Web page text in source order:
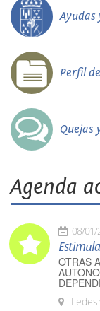
Ayudas
Perfil
Quejas
Agenda
08/01/
OTRAS